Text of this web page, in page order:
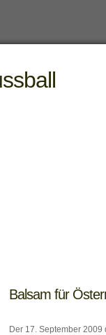
Balsam für
Der 17. September